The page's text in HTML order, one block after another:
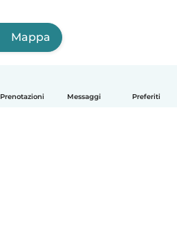
Prenotazioni Messaggi Preferiti
Mappa